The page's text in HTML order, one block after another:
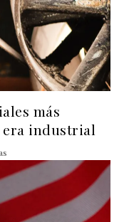
más
era industrial